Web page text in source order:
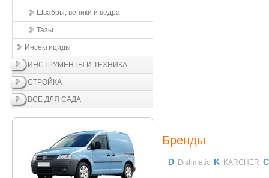
Швабры, веники и ведра
Тазы
Инсектициды
ИНСТРУМЕНТЫ И ТЕХНИКА
СТРОЙКА
ВСЕ ДЛЯ САДА
Бренды
D Dishmatic K KARCHER С